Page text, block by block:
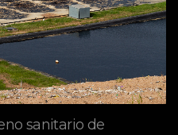
sanitario de